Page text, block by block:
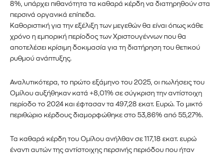
8%, υπάρχει πιθανότητα τα καθαρά κέρδη να διατηρηθούν στα
περσινά οργανικά επίπεδα.
Καθοριστική για την εξέλιξη των μεγεθών θα είναι όπως κάθε
χρόνο η εμπορική περίοδος των Χριστουγέννων που θα
αποτελέσει κρίσιμη δοκιμασία για τη διατήρηση του θετικού
ρυθμού ανάπτυξης.
Αναλυτικότερα, το πρώτο εξάμηνο του 2025, οι πωλήσεις του
Ομίλου αυξήθηκαν κατά +8,01% σε σύγκριση την αντίστοιχη
περίοδο το 2024 και έφτασαν τα 497,28 εκατ. Ευρώ. Το μικτό
περιθώριο κέρδους διαμορφώθηκε στο 53,86% από 55,27%.
Τα καθαρά κέρδη του Ομίλου ανήλθαν σε 117,18 εκατ. ευρώ
έναντι αυτών της αντίστοιχης περσινής περιόδου που ήταν